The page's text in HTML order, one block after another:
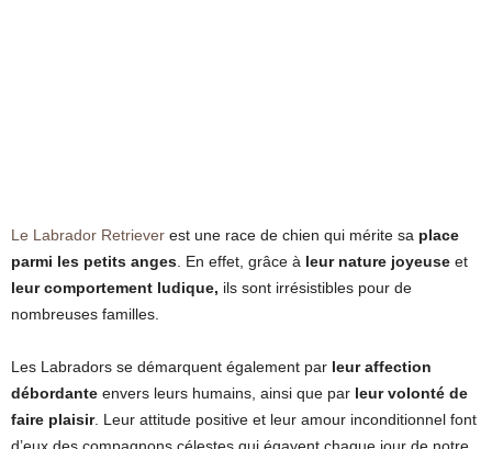
Le Labrador Retriever est une race de chien qui mérite sa place
parmi les petits anges . En effet, grâce à leur nature joyeuse et
leur comportement ludique, ils sont irrésistibles pour de
nombreuses familles.
Les Labradors se démarquent également par leur affection
débordante envers leurs humains, ainsi que par leur volonté de
faire plaisir. Leur attitude positive et leur amour inconditionnel font
d’eux des compagnons célestes qui égayent chaque jour de notre